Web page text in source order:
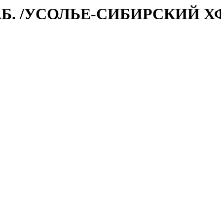
/УСОЛЬЕ-СИБИРСКИЙ